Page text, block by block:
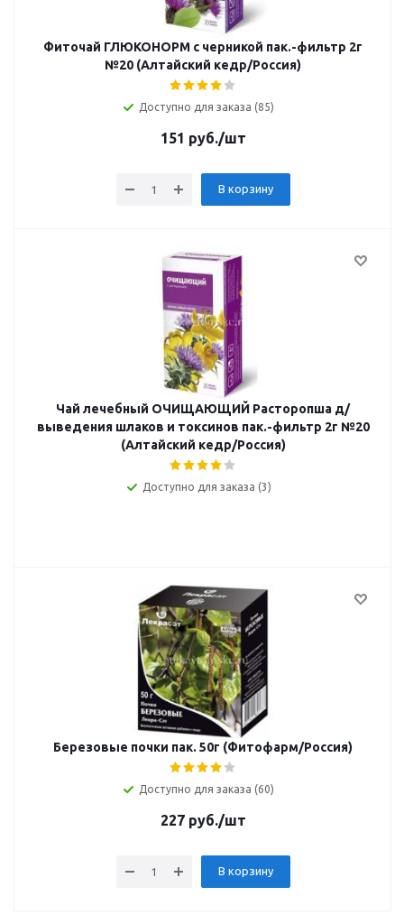
Фиточай ГЛЮКОНОРМ с черникой пак.-фильтр 2г
№20 (Алтайский кедр/Россия)
Доступно для заказа (85)
151 руб./шт
В корзину
Чай лечебный ОЧИЩАЮЩИЙ Расторопша д/
выведения шлаков и токсинов пак.-фильтр 2г №20
(Алтайский кедр/Россия)
Доступно для заказа (3)
Березовые почки пак. 50г (Фитофарм/Россия)
Доступно для заказа (60)
227руб./шт
В корзину